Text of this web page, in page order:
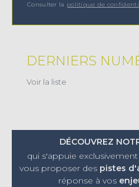
Consulter la politique de
DERNIERS
Voir la liste
DÉCOUVREZ
qui s'appuie
vous proposer des pistes
réponse à vos